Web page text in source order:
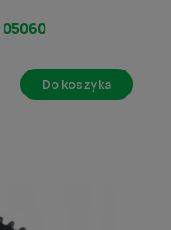
05060
Do koszyka